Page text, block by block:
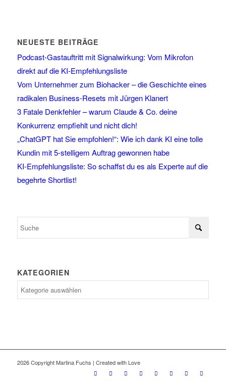
NEUESTE BEITRÄGE
Podcast-Gastauftritt mit Signalwirkung: Vom Mikrofon
direkt auf die KI-Empfehlungsliste
Vom Unternehmer zum Biohacker – die Geschichte eines
radikalen Business-Resets mit Jürgen Klanert
3 Fatale Denkfehler – warum Claude & Co. deine
Konkurrenz empfiehlt und nicht dich!
„ChatGPT hat Sie empfohlen!“: Wie ich dank KI eine tolle
Kundin mit 5-stelligem Auftrag gewonnen habe
KI-Empfehlungsliste: So schaffst du es als Experte auf die
begehrte Shortlist!
KATEGORIEN
2026 Copyright Martina Fuchs | Created with Love